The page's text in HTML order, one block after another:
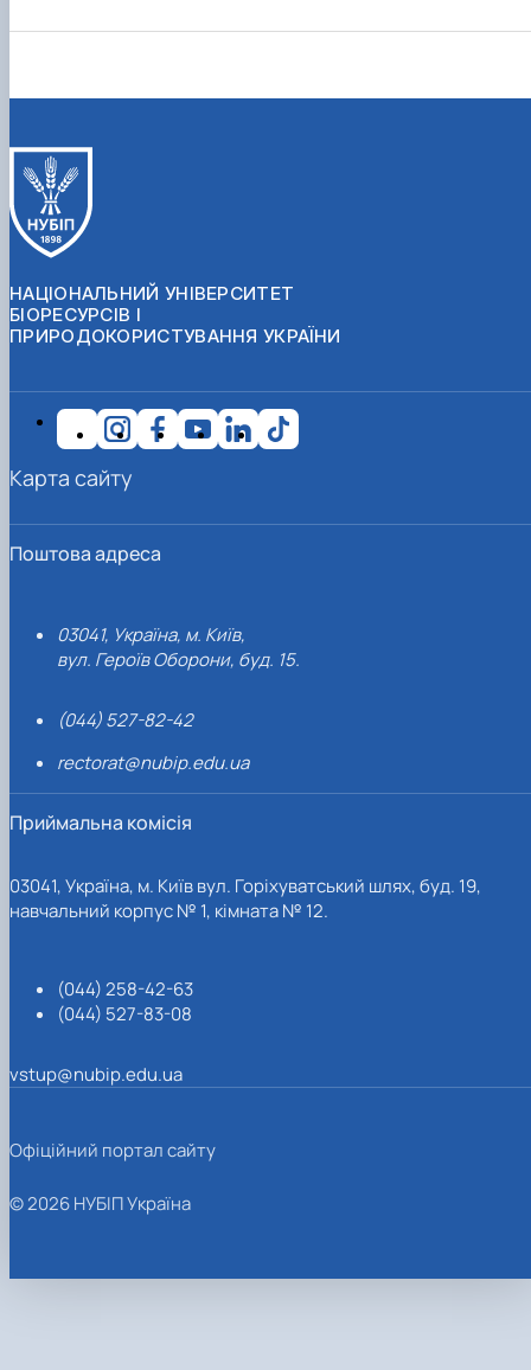
НАЦІОНАЛЬНИЙ УНІВЕРСИТЕТ
БІОРЕСУРСІВ І
ПРИРОДОКОРИСТУВАННЯ УКРАЇНИ
Поштова адреса
03041, Україна, м. Київ,
вул. Героїв Оборони, буд. 15.
(044) 527-82-42
rectorat@nubip.edu.ua
Приймальна комісія
03041, Україна, м. Київ вул. Горіхуватський шлях, буд. 19,
навчальний корпус № 1, кімната № 12.
(044) 258-42-63
(044) 527-83-08
vstup@nubip.edu.ua
Карта сайту
Офіційний портал сайту
© 2026 НУБІП Україна